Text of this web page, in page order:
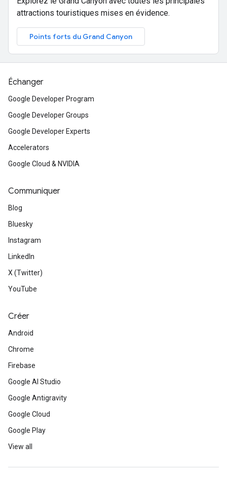
attractions touristiques mises en évidence.
Points forts du Grand Canyon
Échanger
Google Developer Program
Google Developer Groups
Google Developer Experts
Accelerators
Google Cloud & NVIDIA
Communiquer
Blog
Bluesky
Instagram
LinkedIn
X (Twitter)
YouTube
Créer
Android
Chrome
Firebase
Google AI Studio
Google Antigravity
Google Cloud
Google Play
View all